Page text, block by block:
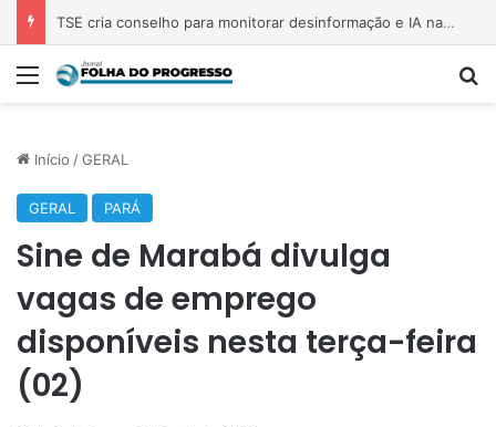
TSE cria conselho para monitorar desinformação e IA nas eleições
Menu
Início /GERAL
GERAL PARÁ
Sine de Marabá divulga
vagas de emprego
disponíveis nesta terça-feira
(02)